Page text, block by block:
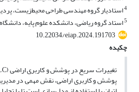
4استادیار گروه مهندسی طراحی محیط‌زیست،
5استاد گروه ریاضی، دانشکده علوم پایه،
10.22034/eiap.2024.191703
چکیده
پوشش و کاربری اراضی، نقش مهمی در